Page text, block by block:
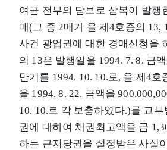
여금 전부의 담보로 삼복이 발행
매(그 중 2매가 을 제4호증의 13,
사건 광업권에 대한 경매신청을
의 13은 발행일을 1994. 7. 8. 금
만기를 1994. 10. 10.로, 을 제4호
을 1994. 8. 22. 금액을
10. 10.로 각 보충하였다.)를 교
권에 대하여 채권최고액을 금
하는 근저당권을 설정받은 사실